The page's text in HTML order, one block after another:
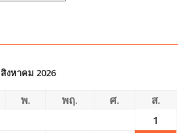
สิงหาคม 2026
พ. พฤ. ศ.
ส.
1